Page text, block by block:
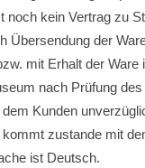
noch kein Vertrag zu
Übersendung der
mit Erhalt der
nach Prüfung
Kunden
zustande mit
ist Deutsch.